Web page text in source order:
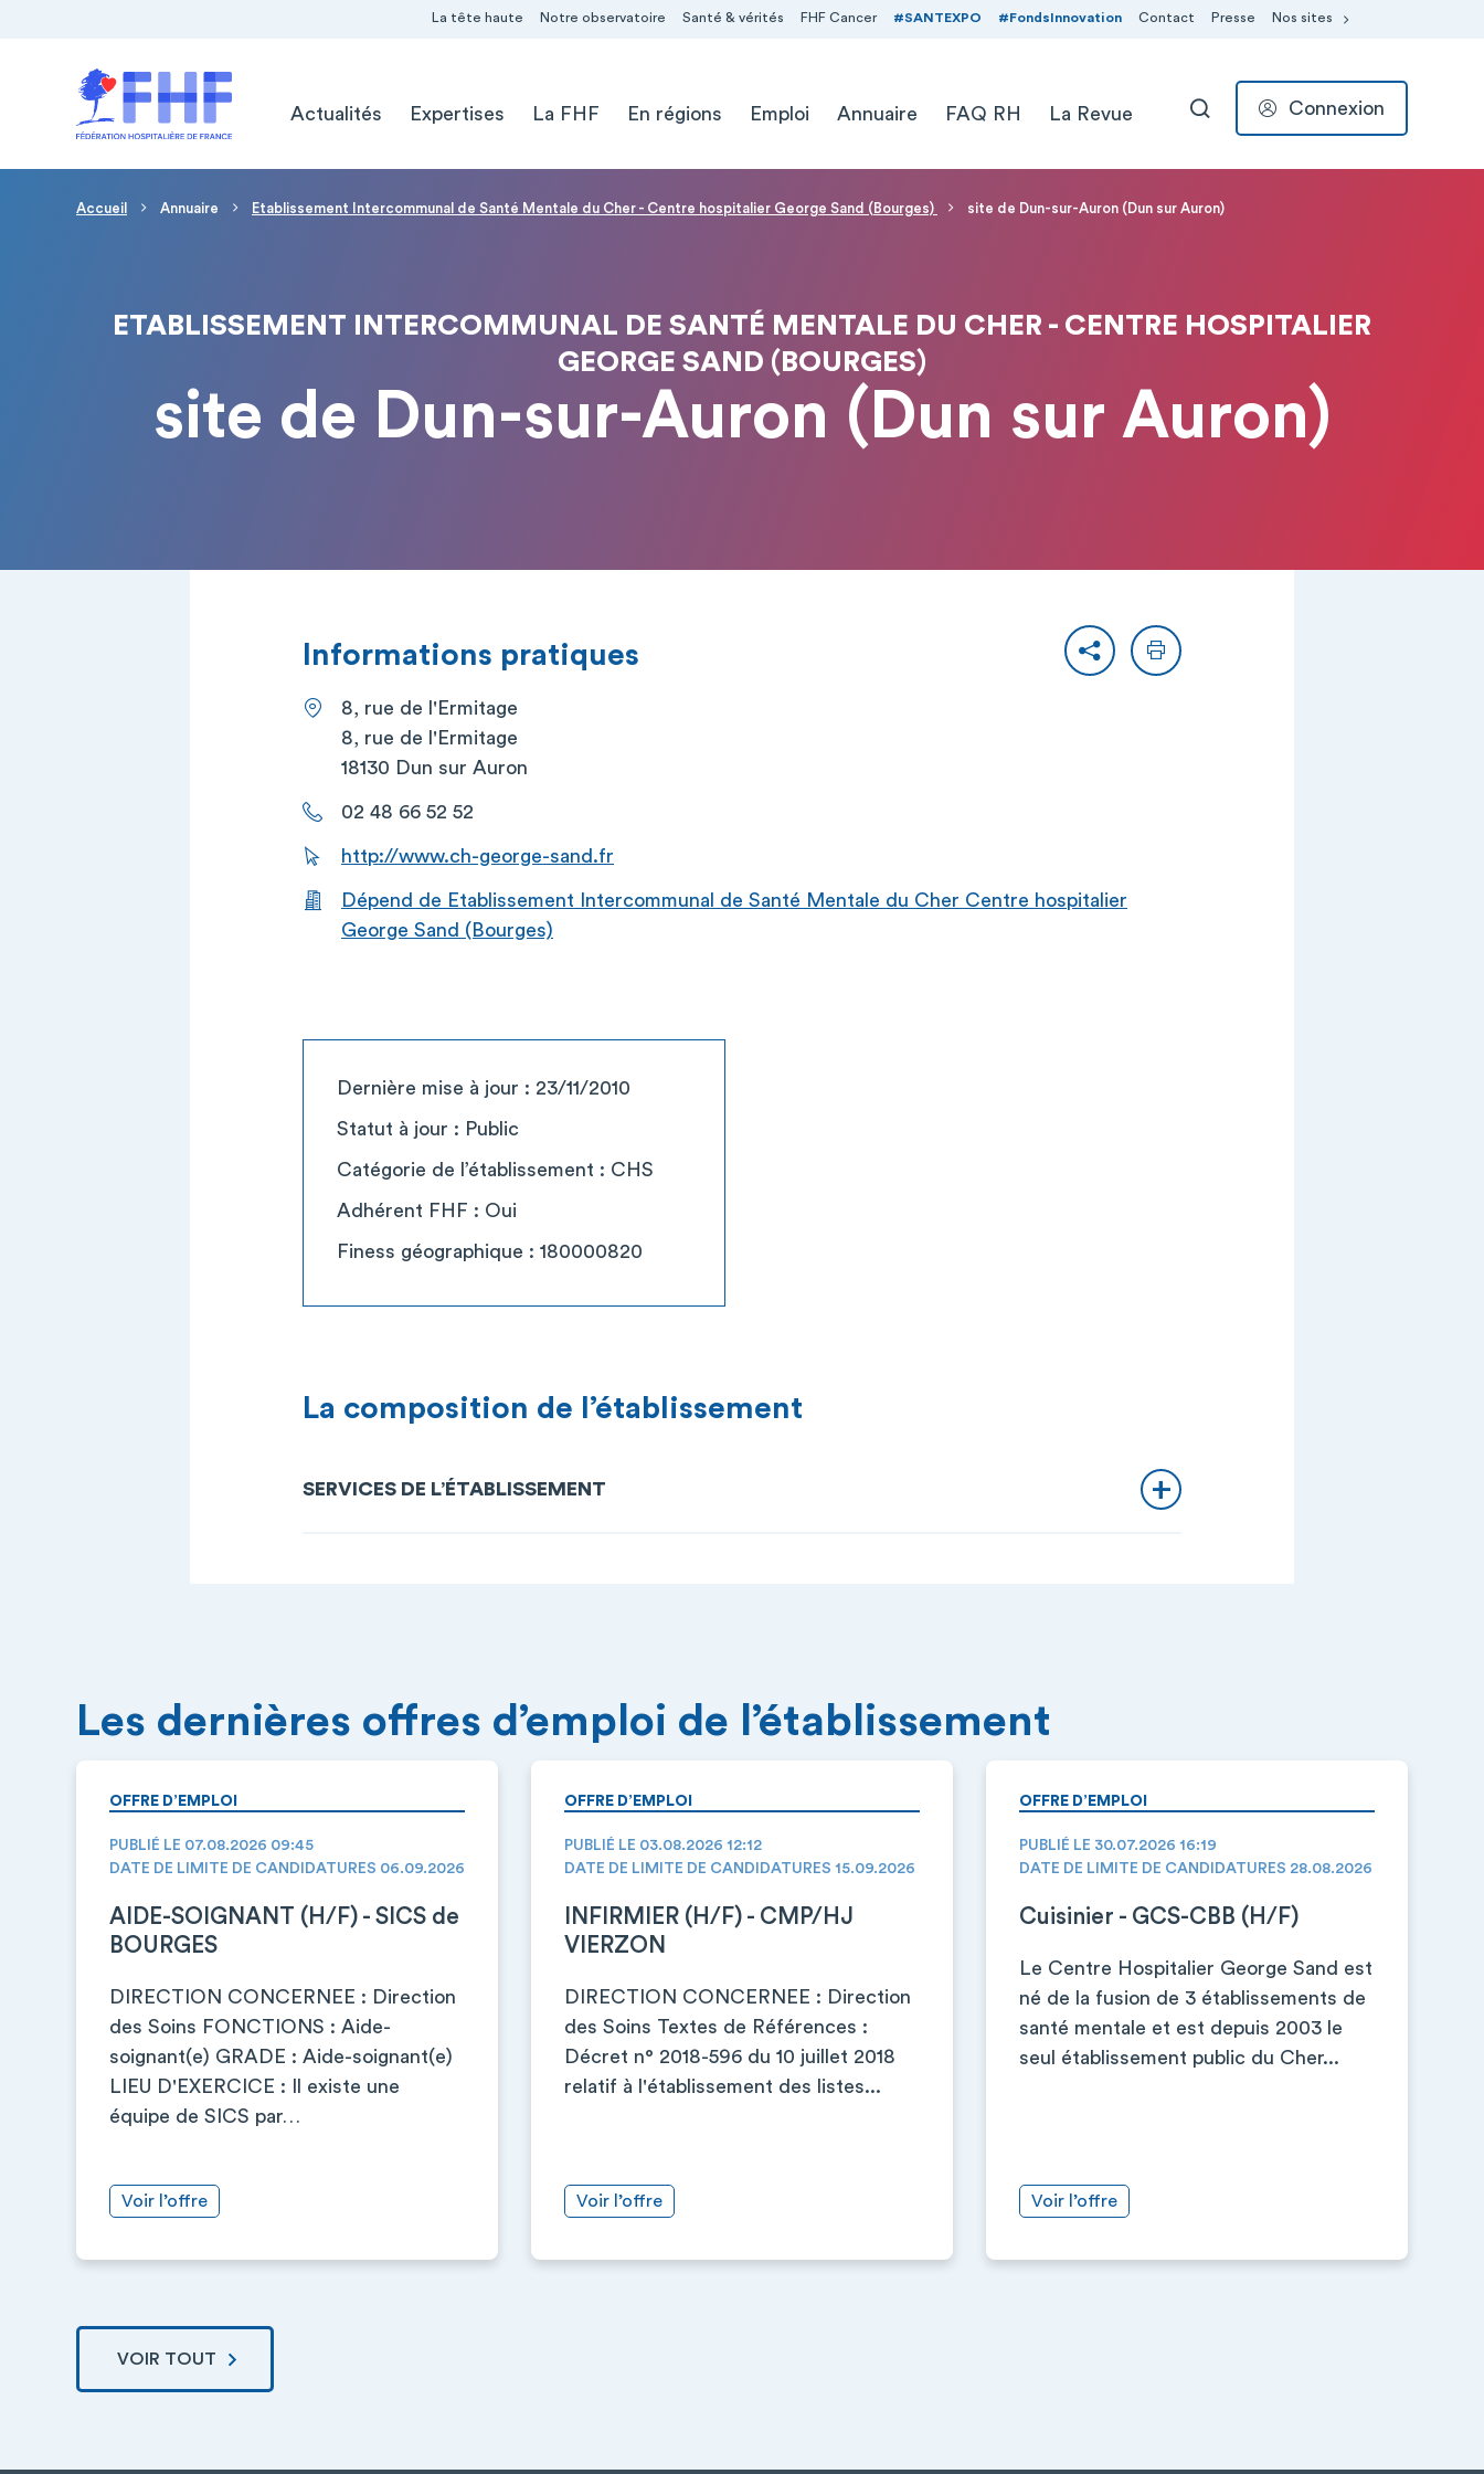
La tête haute Notre observatoire Santé & vérités FHF Cancer #SANTEXPO #FondsInnovation Contact Presse Nos sites
Actualités
Expertises La FHF En régions Emploi Annuaire FAQ RH La Revue RECHERCHER
Connexion
Fil d'Ariane
Accueil Annuaire Etablissement Intercommunal de Santé Mentale du Cher - Centre hospitalier George Sand (Bourges) site de Dun-sur-Auron (Dun sur Auron)
ETABLISSEMENT INTERCOMMUNAL DE SANTÉ MENTALE DU CHER - CENTRE HOSPITALIER
GEORGE SAND (BOURGES)
site de Dun-sur-Auron (Dun sur Auron)
PartagerImprimer
Informations pratiques
8, rue de l'Ermitage
8, rue de l'Ermitage
18130 Dun sur Auron
02 48 66 52 52
http://www.ch-george-sand.fr
Dépend de Etablissement Intercommunal de Santé Mentale du Cher Centre hospitalier
George Sand (Bourges)
Dernière mise à jour : 23/11/2010
Statut à jour : Public
Catégorie de l’établissement : CHS
Adhérent FHF : Oui
Finess géographique : 180000820
La composition de l’établissement
SERVICES DE L’ÉTABLISSEMENT
Les dernières offres d’emploi de l’établissement
OFFRE D’EMPLOI
PUBLIÉ LE 07.08.2026 09:45
DATE DE LIMITE DE CANDIDATURES 06.09.2026
AIDE-SOIGNANT (H/F) - SICS de
BOURGES
DIRECTION CONCERNEE : Direction
des Soins FONCTIONS : Aide-
soignant(e) GRADE : Aide-soignant(e)
LIEU D'EXERCICE : Il existe une
équipe de SICS par…
Voir l’offre
OFFRE D’EMPLOI
PUBLIÉ LE 03.08.2026 12:12
DATE DE LIMITE DE CANDIDATURES 15.09.2026
INFIRMIER (H/F) - CMP/HJ
VIERZON
DIRECTION CONCERNEE : Direction
des Soins Textes de Références :
Décret n° 2018-596 du 10 juillet 2018
relatif à l'établissement des listes...
Voir l’offre
OFFRE D’EMPLOI
PUBLIÉ LE 30.07.2026 16:19
DATE DE LIMITE DE CANDIDATURES 28.08.2026
Cuisinier - GCS-CBB (H/F)
Le Centre Hospitalier George Sand est
né de la fusion de 3 établissements de
santé mentale et est depuis 2003 le
seul établissement public du Cher...
Voir l’offre
VOIR TOUT